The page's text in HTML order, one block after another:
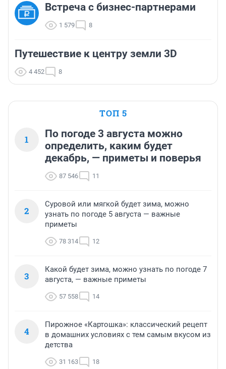
Встреча с бизнес-партнерами
1 579 8
Путешествие к центру земли 3D
4 452 8
ТОП 5
1
По погоде 3 августа можно
определить, каким будет
декабрь, — приметы и поверья
87 546 11
2
Суровой или мягкой будет зима, можно
узнать по погоде 5 августа — важные
приметы
78 314 12
3
Какой будет зима, можно узнать по погоде 7
августа, — важные приметы
57 558 14
4
Пирожное «Картошка»: классический рецепт
в домашних условиях с тем самым вкусом из
детства
31 163 18